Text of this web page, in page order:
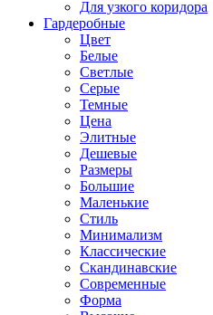
Для узкого коридора
Гардеробные
Цвет
Белые
Светлые
Серые
Темные
Цена
Элитные
Дешевые
Размеры
Большие
Маленькие
Стиль
Минимализм
Классические
Скандинавские
Современные
Форма